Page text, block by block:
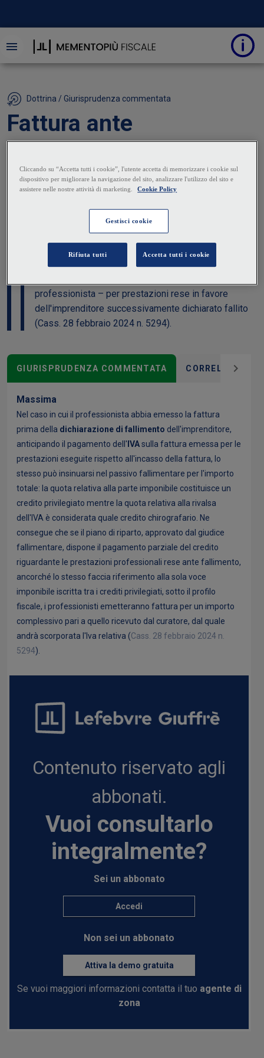
Dottrina / Giurisprudenza commentata
Fattura ante
dichiarazione di
fallimento: l'IVA va in
chirografo
Matteo Dellapina
Una recente pronuncia torna sulla tematica del
professionista – per prestazioni rese in favore
dell'imprenditore successivamente dichiarato fallito
(Cass. 28 febbraio 2024 n. 5294).
GIURISPRUDENZA COMMENTATA CORRELAZIONI
Massima
Nel caso in cui il professionista abbia emesso la fattura
prima della dichiarazione di fallimento dell'imprenditore,
anticipando il pagamento dell' VAsulla fattura emessa per le
prestazioni eseguite rispetto all'incasso della fattura, lo
stesso può insinuarsi nel passivo fallimentare per l'importo
totale: la quota relativa alla parte imponibile costituisce un
credito privilegiato mentre la quota relativa alla rivalsa
dell'IVA è considerata quale credito chirografario. Ne
consegue che se il piano di riparto, approvato dal giudice
fallimentare, dispone il pagamento parziale del credito
riguardante le prestazioni professionali rese ante fallimento,
ancorché lo stesso faccia riferimento alla sola voce
imponibile iscritta tra i crediti privilegiati, sotto il profilo
fiscale, i professionisti emetteranno fattura per un importo
complessivo pari a quello ricevuto dal curatore, dal quale
andrà scorporata l'Iva relativa (Cass. 28 febbraio 2024 n.
5294).
Contenuto riservato agli
abbonati.
Vuoi consultarlo
integralmente?
Sei un abbonato
Accedi
Non sei un abbonato
Attiva la demo gratuita
Se vuoi maggiori informazioni contatta il tuo agente di
zona